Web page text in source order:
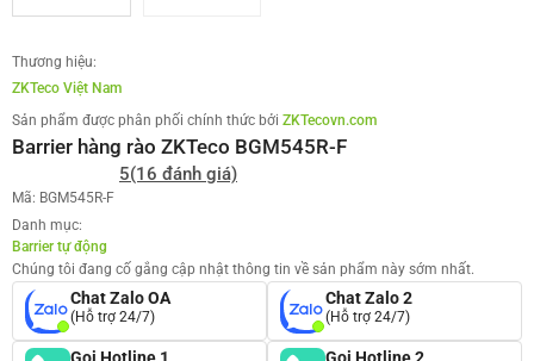
Thương hiệu:
ZKTeco Việt Nam
Sản phẩm được phân phối chính thức bởi ZKTecovn.com
Barrier hàng rào ZKTeco BGM545R-F
5(16 đánh giá)
Mã: BGM545R-F
Danh mục:
Barrier tự động
Chúng tôi đang cố gắng cập nhật thông tin về sản phẩm này sớm nhất.
Chat Zalo OA
(Hỗ trợ 24/7)
Chat Zalo 2
(Hỗ trợ 24/7)
Gọi Hotline 1 Gọi Hotline 2